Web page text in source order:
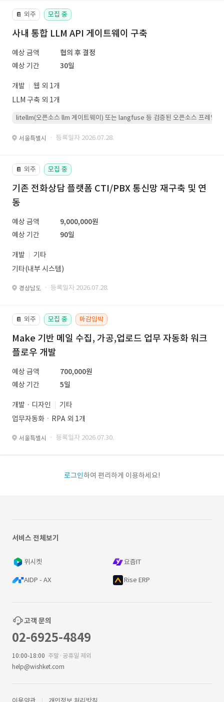
📔 외주 모집 중
사내 통합 LLM API 게이트웨이 구축
예상 금액
협의 후 결정
예상 기간
30일
개발
웹 외 1개
LLM 구축 외 1개
litellm(오픈소스 llm 게이트웨이) 또는 langfuse 등 검증된 오픈소스 프레임워
서울특별시 · 등록일자 2026.07.28.
📔 외주 모집 중
기존 전화상담 플랫폼 CTI/PBX 통신망 재구축 및 연
동
예상 금액
9,000,000원
예상 기간
90일
개발
기타
기타(내부 시스템)
경상남도 · 등록일자 2026.07.28.
📔 외주 모집 중 마감임박
Make 기반 메일 수집, 가공,업로드 업무 자동화 워크
플로우 개발
예상 금액
700,000원
예상 기간
5일
개발 · 디자인
기타
업무자동화ㆍRPA 외 1개
서울특별시 · 등록일자 2026.07.30.
로그인하여 편리하게 이용하세요!
서비스 전체보기
위시켓 요즘IT
AIDP - AX Rise ERP
고객 문의
02-6925-4849
10:00-18:00 주말·공휴일 제외
help@wishket.com